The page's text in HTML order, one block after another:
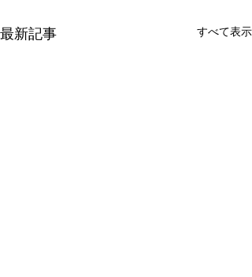
最新記事 すべて表示